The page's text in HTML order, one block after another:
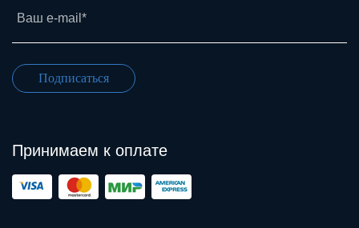
Ваш e-mail*
Подписаться
Принимаем к оплате